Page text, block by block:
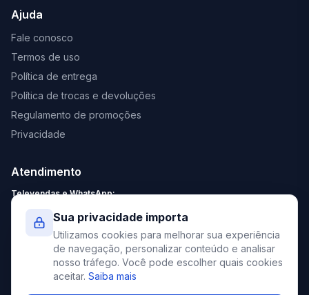
Ajuda
Fale conosco
Termos de uso
Política de entrega
Política de trocas e devoluções
Regulamento de promoções
Privacidade
Atendimento
Televendas e WhatsApp:
Sábado: 9:00 - 13:00
contato@elevato.com.br
+55 51 4042-9413
Sua privacidade importa
Utilizamos cookies para melhorar sua experiência
de navegação, personalizar conteúdo e analisar
nosso tráfego. Você pode escolher quais cookies
aceitar. Saiba mais